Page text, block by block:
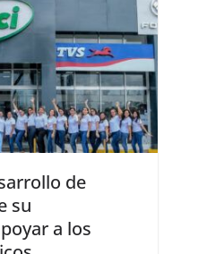
de
su
a los